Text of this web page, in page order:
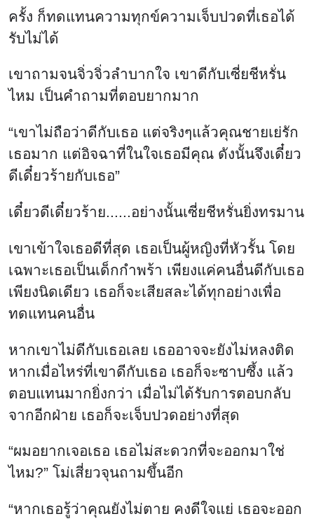
“เขาไม่ถือว่าดีกับเธอ แต่จริงๆแล้วคุณชายเย่รัก
เธอมาก แต่อิจฉาที่ในใจเธอมีคุณ ดังนั้นจึงเดี๋ยว
ดีเดี๋ยวร้ายกับเธอ”
เดี๋ยวดีเดี๋ยวร้าย......อย่างนั้นเซี่ยชีหรั่นยิ่งทรมาน
เขาเข้าใจเธอดีที่สุด เธอเป็นผู้หญิงที่หัวรั้น โดย
เฉพาะเธอเป็นเด็กกำพร้า เพียงแค่คนอื่นดีกับเธอ
เพียงนิดเดียว เธอก็จะเสียสละได้ทุกอย่างเพื่อ
ทดแทนคนอื่น
หากเขาไม่ดีกับเธอเลย เธออาจจะยังไม่หลงติด
หากเมื่อไหร่ที่เขาดีกับเธอ เธอก็จะซาบซึ้ง แล้ว
ตอบแทนมากยิ่งกว่า เมื่อไม่ได้รับการตอบกลับ
จากอีกฝ่าย เธอก็จะเจ็บปวดอย่างที่สุด
“ผมอยากเจอเธอ เธอไม่สะดวกที่จะออกมาใช่
ไหม?” โม่เสี่ยวจุนถามขึ้นอีก
“หากเธอรู้ว่าคุณยังไม่ตาย คงดีใจแย่ เธอจะออก